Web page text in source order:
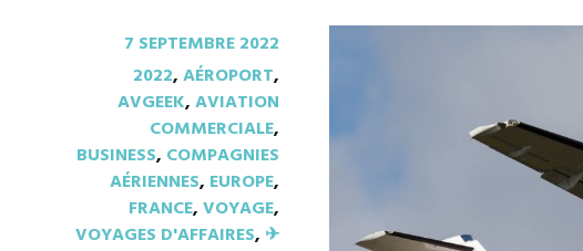
7 SEPTEMBRE 2022
2022,AÉROPORT,
AVGEEK,AVIATION
COMMERCIALE,
BUSINESS, COMPAGNIES
AÉRIENNES, EUROPE,
FRANCE,VOYAGE,
VOYAGES D'AFFAIRES, ✈︎